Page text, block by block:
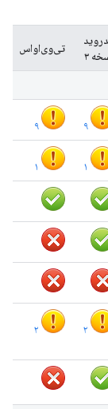
تی‌وی‌او‌اس
۹ ۹
۱ ۱
۲ ۲